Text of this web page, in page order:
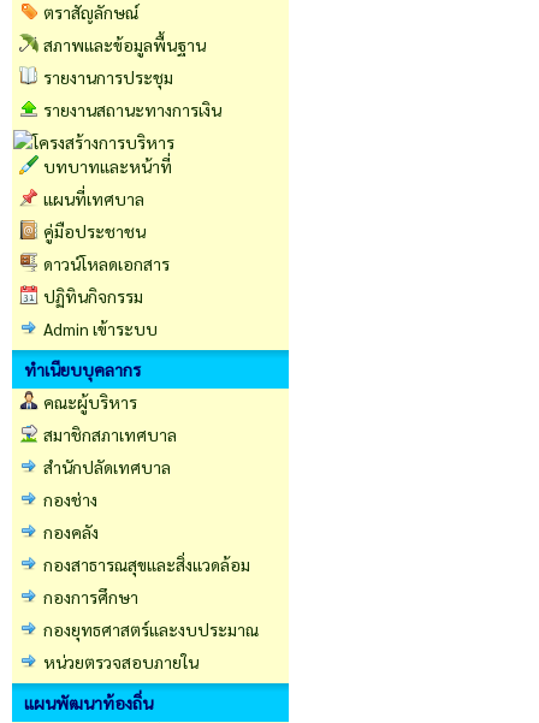
ตราสัญลักษณ์
สภาพและข้อมูลพื้นฐาน
รายงานการประชุม
รายงานสถานะทางการเงิน
บทบาทและหน้าที่
แผนที่เทศบาล
คู่มือประชาชน
ดาวน์โหลดเอกสาร
ปฏิทินกิจกรรม
Admin เข้าระบบ
ทำเนียบบุคลากร
คณะผู้บริหาร
สมาชิกสภาเทศบาล
สำนักปลัดเทศบาล
กองช่าง
กองคลัง
กองสาธารณสุขและสิ่งแวดล้อม
กองการศึกษา
กองยุทธศาสตร์และงบประมาณ
หน่วยตรวจสอบภายใน
แผนพัฒนาท้องถิ่น